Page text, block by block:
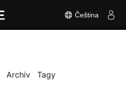
Čeština
Archiv Tagy